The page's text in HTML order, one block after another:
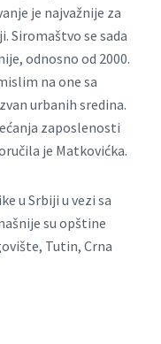
je najvažnije za
Siromaštvo se sada
odnosno od 2000.
na one sa
urbanih sredina.
zaposlenosti
je Matkovićka.
u Srbiji u vezi sa
su opštine
Tutin, Crna